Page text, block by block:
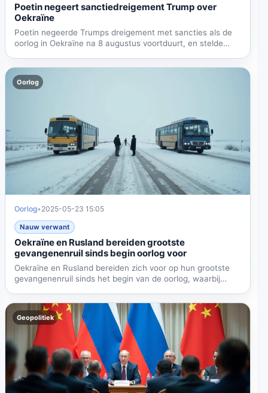
Poetin negeert sanctiedreigement Trump over
Oekraïne
Poetin negeerde Trumps dreigement met sancties als de
oorlog in Oekraïne na 8 augustus voortduurt, en stelde
Oorlog
Oorlog• 2025-05-23 15:05
Nauw verwant
Oekraïne en Rusland bereiden grootste
gevangenenruil sinds begin oorlog voor
Oekraïne en Rusland bereiden zich voor op hun grootste
gevangenenruil sinds het begin van de oorlog, waarbij
Geopolitiek